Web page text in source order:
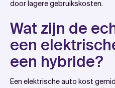
Hoe Watt Slimmer helpt
elektrisch rijden
Veelgestelde vragen
door lagere gebruikskosten.
Wat zijn de
een
een hybride?
Een elektrische auto kost